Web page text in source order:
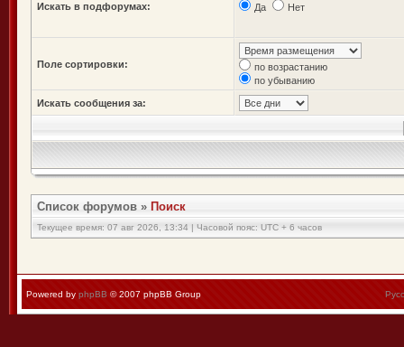
Искать в подфорумах: Да Нет
Поле сортировки:
по возрастанию
по убыванию
Искать сообщения за:
Список форумов » Поиск
Текущее время: 07 авг 2026, 13:34 | Часовой пояс: UTC + 6 часов
Powered by phpBB © 2007 phpBB Group